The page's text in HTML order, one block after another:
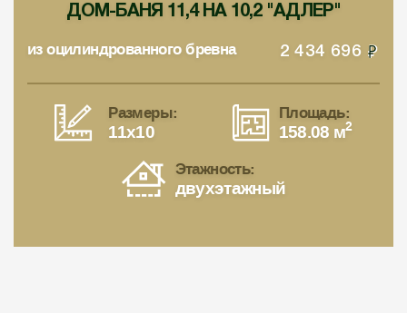
ДОМ-БАНЯ 11,4 НА 10,2 "АДЛЕР"
из оцилиндрованного бревна 2 434 696
Размеры:
11x10
Площадь:
158.08 м2
Этажность:
двухэтажный